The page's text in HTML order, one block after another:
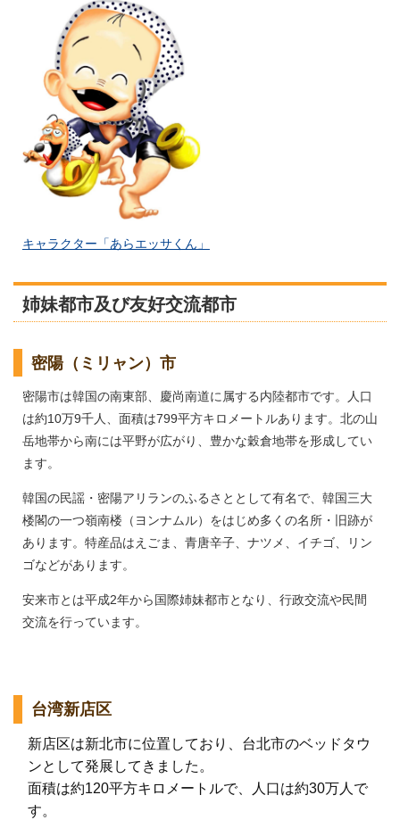
キャラクター「あらエッサくん」
姉妹都市及び友好交流都市
密陽（ミリャン）市
密陽市は韓国の南東部、慶尚南道に属する内陸都市です。人口
は約10万9千人、面積は799平方キロメートルあります。北の山
岳地帯から南には平野が広がり、豊かな穀倉地帯を形成してい
ます。
韓国の民謡・密陽アリランのふるさととして有名で、韓国三大
楼閣の一つ嶺南楼（ヨンナムル）をはじめ多くの名所・旧跡が
あります。特産品はえごま、青唐辛子、ナツメ、イチゴ、リン
ゴなどがあります。
安来市とは平成2年から国際姉妹都市となり、行政交流や民間
交流を行っています。
台湾新店区
新店区は新北市に位置しており、台北市のベッドタウ
ンとして発展してきました。
面積は約120平方キロメートルで、人口は約30万人で
す。